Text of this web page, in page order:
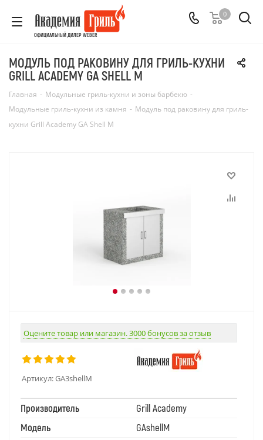
ОФИЦИАЛЬНЫЙ ДИЛЕР WEBER
0
МОДУЛЬ ПОД РАКОВИНУ ДЛЯ ГРИЛЬ-КУХНИ
GRILL ACADEMY GA SHELL M
Главная - Модульные гриль-кухни и зоны барбекю -
Модульные гриль-кухни из камня - Модуль под раковину для гриль-
кухни Grill Academy GA Shell M
Оцените товар или магазин. 3000 бонусов за отзыв
Артикул:GA3shellM
Производитель
Grill Academy
Модель
GAshellM